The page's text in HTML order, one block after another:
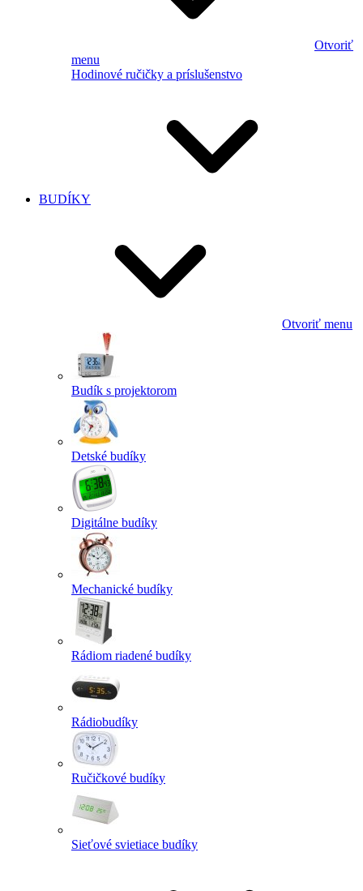
Otvoriť
menu
Hodinové ručičky a príslušenstvo
BUDÍKY
Otvoriť menu
Budík s projektorom
Detské budíky
Digitálne budíky
Mechanické budíky
Rádiom riadené budíky
Rádiobudíky
Ručičkové budíky
Sieťové svietiace budíky